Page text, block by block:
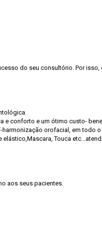
do seu consultório. Por
e conforto e um ótimo custo-
orofacial, em todo
Touca
aos seus pacientes.